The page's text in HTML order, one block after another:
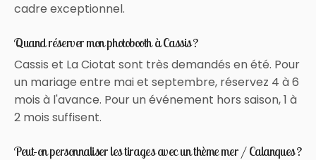
cadre exceptionnel.
Quand réserver mon photobooth à Cassis ?
Cassis et La Ciotat sont très demandés en été. Pour
un mariage entre mai et septembre, réservez 4 à 6
mois à l'avance. Pour un événement hors saison, 1 à
2 mois suffisent.
Peut-on personnaliser les tirages avec un thème mer / Calanques ?